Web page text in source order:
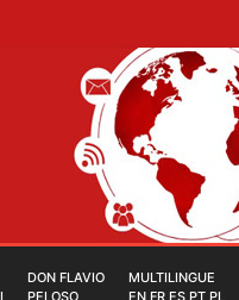
DON FLAVIO
PELOSO
MULTILINGUE
EN FR ES PT PL